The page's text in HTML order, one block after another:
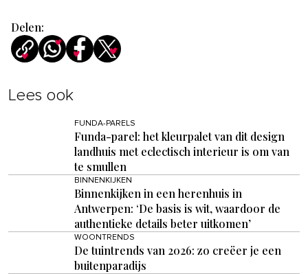
Delen:
Lees ook
FUNDA-PARELS
Funda-parel: het kleurpalet van dit design
landhuis met eclectisch interieur is om van
te smullen
BINNENKIJKEN
Binnenkijken in een herenhuis in
Antwerpen: ‘De basis is wit, waardoor de
authentieke details beter uitkomen’
WOONTRENDS
De tuintrends van 2026: zo creëer je een
buitenparadijs